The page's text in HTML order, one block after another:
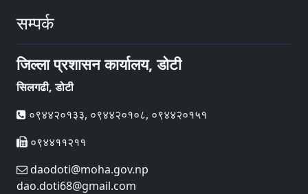
सम्पर्क
जिल्ला प्रशासन कार्यालय, डोटी
सिलगढी, डोटी
०९४४२०१३३, ०९४४२०१०८, ०९४४२०१५१
०९४४११२११
daodoti@moha.gov.np
dao.doti68@gmail.com